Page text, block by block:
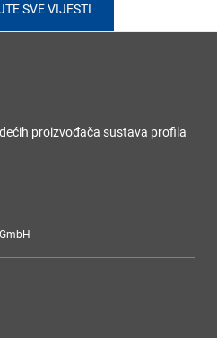
SVE VIJESTI
proizvođača sustava profila